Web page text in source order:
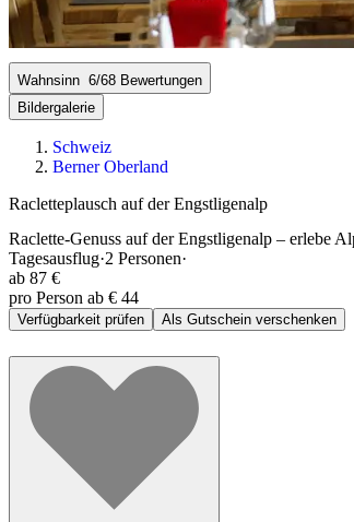
Wahnsinn 6/68 Bewertungen
Bildergalerie
Schweiz
Berner Oberland
Racletteplausch auf der Engstligenalp
Raclette-Genuss auf der Engstligenalp – erlebe
Tagesausflug·2 Personen·
ab 87 €
pro Person ab € 44
Verfügbarkeit prüfen Als Gutschein verschenken